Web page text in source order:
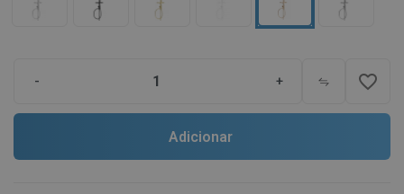
- + favorite_border
Adicionar